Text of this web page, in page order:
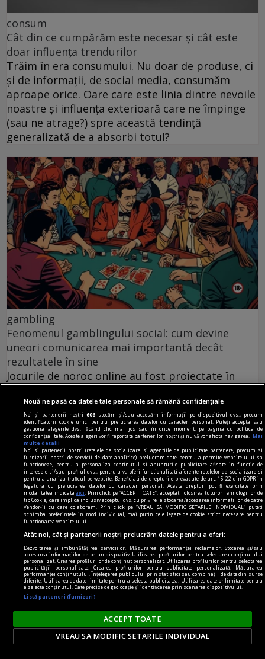
consum
Cât din ce cumpărăm este necesar și cât este
doar influența trendurilor
Trăim în era consumului. Nu doar de produse, ci
și de informații, de social media, consumăm
aproape orice. Oare care este linia dintre nevoile
noastre și influența exterioară care ne împinge
(sau ne atrage?) spre această tendință
generalizată de a absorbi totul?
gambling
Fenomenul gamblingului social: cum devine
uneori comunicarea mai importantă decât
rezultatele în sine
Jocurile de noroc online au fost proiectate în
propriu, de la distanță, oferind intimitate -
utilizatorul interacționează asumat doar cu
operatorul platformei iGaming.
cititori
„Insula” care unește. Cum aduni într-un spațiu
mic o comunitate de cititori?
Nouă ne pasă ca datele tale personale să rămână confidențiale
Noi și partenerii noștri606 stocăm și/sau accesăm informații pe dispozitivul dvs., precum
identificatorii cookie unici pentru prelucrarea datelor cu caracter personal. Puteți accepta sau
gestiona alegerile dvs. făcând clic mai jos sau în orice moment, pe pagina cu politica de
confidențialitate. Aceste alegeri vor fi raportate partenerilor noștri și nu vă vor afecta navigarea.
Mai
multe detalii
Noi si partenerii nostri (retelele de socializare si agentiile de publicitate partenere, precum si
furnizorii nostri de servicii de date analitice) prelucram date pentru a permite website-ului sa
functioneze, pentru a personaliza continutul si anunturile publicitare afisate in functie de
interesele si/sau profilul dvs., pentru a va oferi functionalitati aferente retelelor de socializare si
pentru a analiza traficul pe website. Beneficiati de drepturile prevazute de art. 15-22 din GDPR in
legatura cu prelucrarea datelor cu caracter personal. Aceste drepturi pot fi exercitate prin
modalitatea indicataaici
. Prin click pe “ACCEPT TOATE”, acceptati folosirea tuturor Tehnologiilor de
tip Cookie, care implica inclusiv acceptul dvs. cu privire la stocarea/accesarea informatiilor de catre
Vendor-ii cu care colaboram. Prin click pe “VREAU SA MODIFIC SETARILE INDIVIDUAL” puteti
schimba preferintele in mod individual, mai putin cele legate de cookie strict necesare pentru
functionarea website-ului.
Atât noi, cât și partenerii noștri prelucrăm datele pentru a oferi:
Dezvoltarea și îmbunătățirea serviciilor. Măsurarea performanței reclamelor. Stocarea și/sau
accesarea informațiilor de pe un dispozitiv. Utilizarea profilurilor pentru selectarea conținutului
personalizat. Crearea profilurilor de conținut personalizat. Utilizarea profilurilor pentru selectarea
publicității personalizate. Crearea profilurilor pentru publicitate personalizată. Măsurarea
performanței conținutului. Înțelegerea publicului prin statistici sau combinații de date din surse
diferite. Utilizarea de date limitate pentru a selecta publicitatea. Utilizarea datelor limitate pentru
a selecta conținutul. Date precise de geolocație și identificarea prin scanarea dispozitivului.
Listă parteneri (furnizori)
ACCEPT TOATE
VREAU SA MODIFIC SETARILE INDIVIDUAL